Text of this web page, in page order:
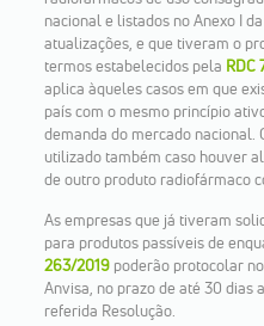
nacional e listados no Anexo I da
atualizações, e que tiveram o
termos estabelecidos pela RDC
aplica àqueles casos em que
país com o mesmo princípio
demanda do mercado nacional.
utilizado também caso houver
de outro produto radiofármaco
As empresas que já tiveram
para produtos passíveis de
263/2019poderão protocolar
Anvisa, no prazo de até 30 dias
referida Resolução.